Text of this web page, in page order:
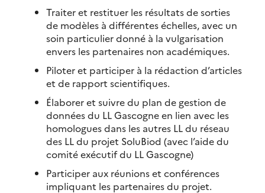
Traiter et restituer les résultats de sorties
de modèles à différentes échelles, avec un
soin particulier donné à la vulgarisation
envers les partenaires non académiques.
Piloter et participer à la rédaction d’articles
et de rapport scientifiques.
Élaborer et suivre du plan de gestion de
données du LL Gascogne en lien avec les
homologues dans les autres LL du réseau
des LL du projet SoluBiod (avec l’aide du
comité exécutif du LL Gascogne)
Participer aux réunions et conférences
impliquant les partenaires du projet.